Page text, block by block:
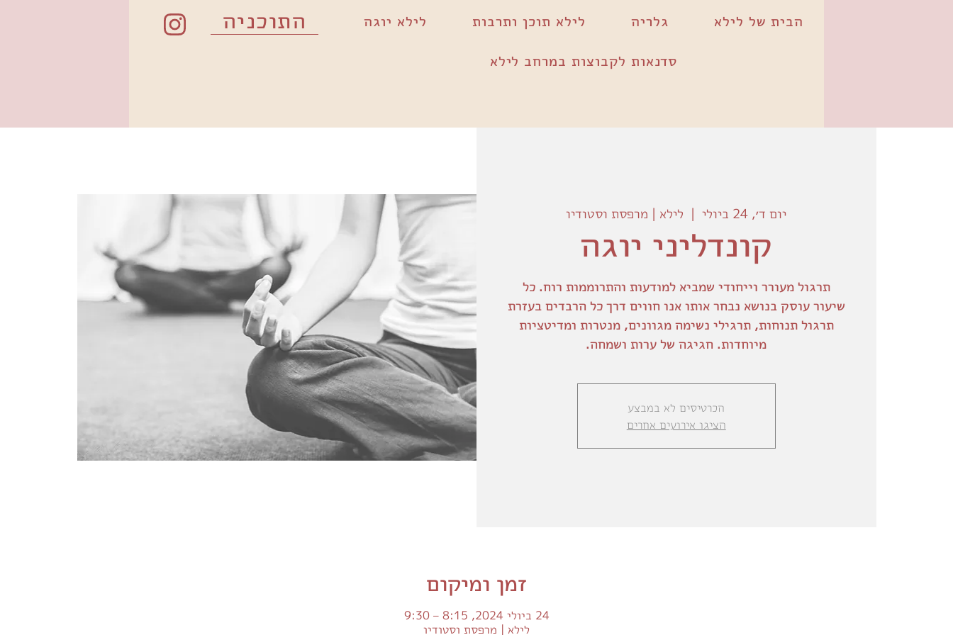
התוכניה הבית של לילא גלריה לילא תוכן ותרבות לילא יוגה
סדנאות לקבוצות במרחב לילא
יום ד׳, 24 ביולי
  |
לילא | מרפסת וסטודיו
קונדליני יוגה
תרגול מעורר וייחודי שמביא למודעות והתרוממות רוח. כל
שיעור עוסק בנושא נבחר אותו אנו חווים דרך כל הרבדים בעזרת
תרגול תנוחות, תרגילי נשימה מגוונים, מנטרות ומדיטציות
מיוחדות. חגיגה של ערות ושמחה.
הכרטיסים לא במבצע
הציגו אירועים אחרים
זמן ומיקום
24 ביולי 2024, 8:15 – 9:30
לילא | מרפסת וסטודיו